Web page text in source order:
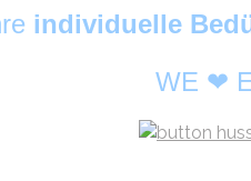
individuelle
WE ❤